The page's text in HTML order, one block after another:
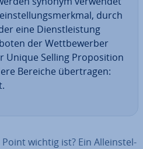
durch
eine Dienst­leis­tung
der Wett­be­wer­ber
Unique Selling Pro­po­si­ti­on
Bereiche über­tra­gen:
wichtig ist? Ein Al­lein­stel­